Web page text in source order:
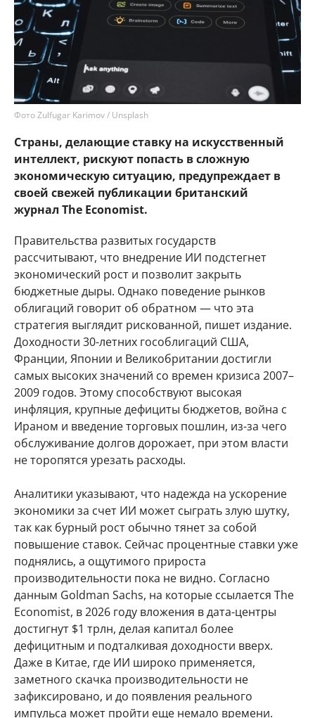
Фото Zulfugar Karimov / Unsplash
Страны, делающие ставку на искусственный
интеллект, рискуют попасть в сложную
экономическую ситуацию, предупреждает в
своей свежей публикации британский
журнал The Economist.
Правительства развитых государств
рассчитывают, что внедрение ИИ подстегнет
экономический рост и позволит закрыть
бюджетные дыры. Однако поведение рынков
облигаций говорит об обратном — что эта
стратегия выглядит рискованной, пишет издание.
Доходности 30-летних гособлигаций США,
Франции, Японии и Великобритании достигли
самых высоких значений со времен кризиса 2007–
2009 годов. Этому способствуют высокая
инфляция, крупные дефициты бюджетов, война с
Ираном и введение торговых пошлин, из-за чего
обслуживание долгов дорожает, при этом власти
не торопятся урезать расходы.
Аналитики указывают, что надежда на ускорение
экономики за счет ИИ может сыграть злую шутку,
так как бурный рост обычно тянет за собой
повышение ставок. Сейчас процентные ставки уже
поднялись, а ощутимого прироста
производительности пока не видно. Согласно
данным Goldman Sachs, на которые ссылается The
Economist, в 2026 году вложения в дата-центры
достигнут $1 трлн, делая капитал более
дефицитным и подталкивая доходности вверх.
Даже в Китае, где ИИ широко применяется,
заметного скачка производительности не
зафиксировано, и до появления реального
импульса может пройти еще немало времени.